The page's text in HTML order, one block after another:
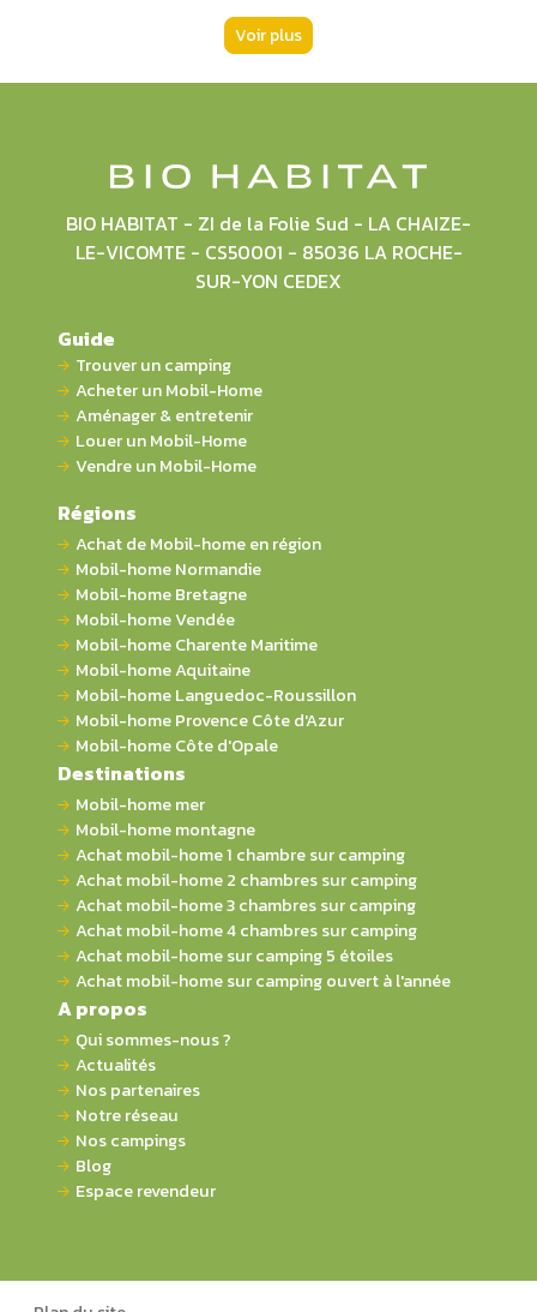
Voir plus
BIO HABITAT - ZI de la Folie Sud - LA CHAIZE-
LE-VICOMTE - CS50001 - 85036 LA ROCHE-
SUR-YON CEDEX
Guide
Trouver un camping
Acheter un Mobil-Home
Aménager & entretenir
Louer un Mobil-Home
Vendre un Mobil-Home
Régions
Achat de Mobil-home en région
Mobil-home Normandie
Mobil-home Bretagne
Mobil-home Vendée
Mobil-home Charente Maritime
Mobil-home Aquitaine
Mobil-home Languedoc-Roussillon
Mobil-home Provence Côte d'Azur
Mobil-home Côte d'Opale
Destinations
Mobil-home mer
Mobil-home montagne
Achat mobil-home 1 chambre sur camping
Achat mobil-home 2 chambres sur camping
Achat mobil-home 3 chambres sur camping
Achat mobil-home 4 chambres sur camping
Achat mobil-home sur camping 5 étoiles
Achat mobil-home sur camping ouvert à l'année
A propos
Qui sommes-nous ?
Actualités
Nos partenaires
Notre réseau
Nos campings
Blog
Espace revendeur